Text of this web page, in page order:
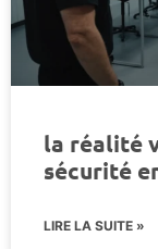
la réalité
sécurité
LIRE LA SUITE »